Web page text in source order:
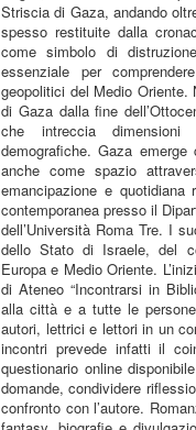
Striscia di Gaza, andando
spesso restituite dalla
come simbolo di
essenziale per
geopolitici del Medio
di Gaza dalla fine
che intreccia
demografiche. Gaza
anche come spazio
emancipazione e
contemporanea presso il
dell’Università Roma Tre. I
dello Stato di Israele, del
Europa e Medio Oriente.
di Ateneo “Incontrarsi in
alla città e a tutte le
autori, lettrici e lettori in un
incontri prevede infatti il
questionario online
domande, condividere
confronto con l’autore.